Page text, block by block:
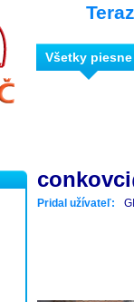
Všetky piesne
Pridal užívateľ: